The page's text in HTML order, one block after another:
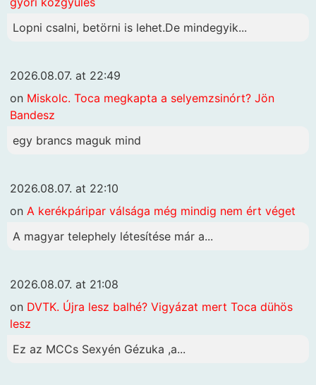
Lopni csalni, betörni is lehet.De mindegyik...
2026.08.07. at 22:49
on Miskolc. Toca megkapta a selyemzsinórt? Jön
Bandesz
egy brancs maguk mind
2026.08.07. at 22:10
on A kerékpáripar válsága még mindig nem ért véget
A magyar telephely létesítése már a...
2026.08.07. at 21:08
on DVTK. Újra lesz balhé? Vigyázat mert Toca dühös
lesz
Ez az MCCs Sexyén Gézuka ,a...